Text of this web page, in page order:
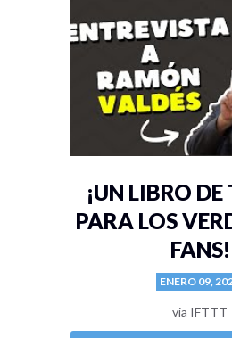
¡UN LIBRO DE
PARA LOS
FANS!
ENERO 09,
via IFTTT